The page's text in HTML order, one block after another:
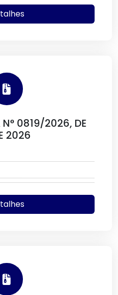
N° 0819/2026, DE
2026